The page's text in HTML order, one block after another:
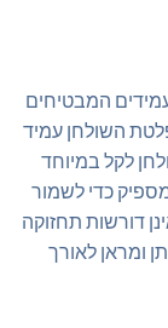
המבטיחים
השולחן עמיד
לקל במיוחד
כדי לשמור
דורשות תחזוקה
ומראן לאורך